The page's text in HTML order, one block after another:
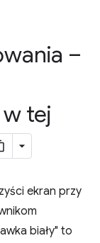
–
tej
ekran przy
biały" to